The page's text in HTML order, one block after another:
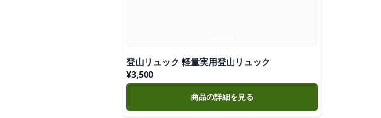
登山リュック 軽量実用登山リュック
¥3,500
商品の詳細を見る